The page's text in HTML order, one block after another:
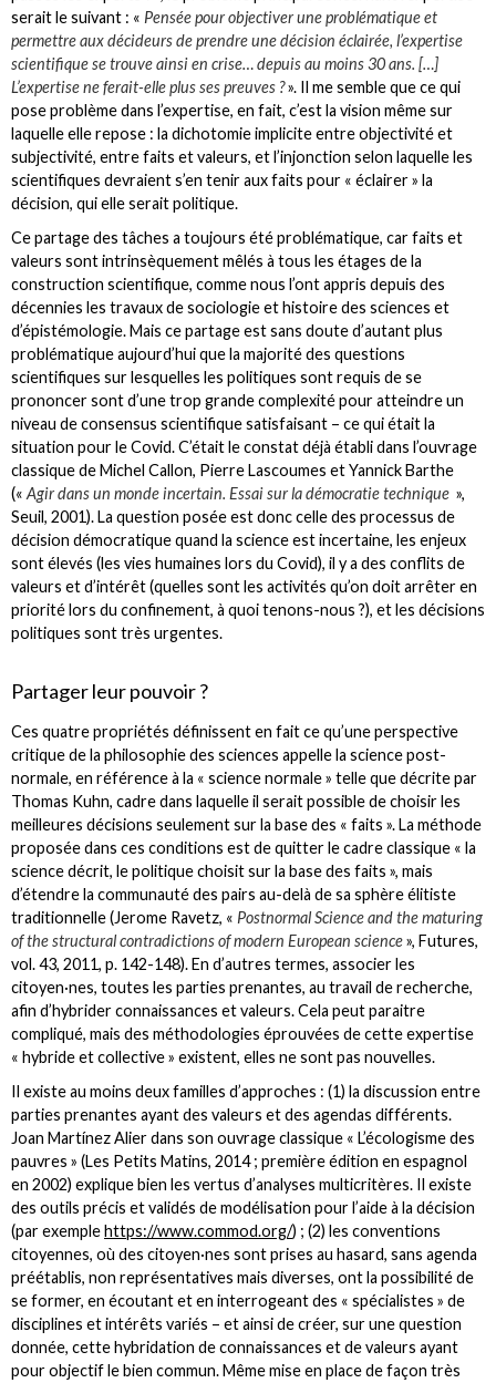
serait le suivant : « Pensée pour objectiver une problématique et
permettre aux décideurs de prendre une décision éclairée, l’expertise
scientifique se trouve ainsi en crise… depuis au moins 30 ans. […]
L’expertise ne ferait-elle plus ses preuves ?». Il me semble que ce qui
pose problème dans l’expertise, en fait, c’est la vision même sur
laquelle elle repose : la dichotomie implicite entre objectivité et
subjectivité, entre faits et valeurs, et l’injonction selon laquelle les
scientifiques devraient s’en tenir aux faits pour « éclairer » la
décision, qui elle serait politique.
Ce partage des tâches a toujours été problématique, car faits et
valeurs sont intrinsèquement mêlés à tous les étages de la
construction scientifique, comme nous l’ont appris depuis des
décennies les travaux de sociologie et histoire des sciences et
d’épistémologie. Mais ce partage est sans doute d’autant plus
problématique aujourd’hui que la majorité des questions
scientifiques sur lesquelles les politiques sont requis de se
prononcer sont d’une trop grande complexité pour atteindre un
niveau de consensus scientifique satisfaisant – ce qui était la
situation pour le Covid. C’était le constat déjà établi dans l’ouvrage
classique de Michel Callon, Pierre Lascoumes et Yannick Barthe
(« Agir dans un monde incertain. Essai sur la démocratie technique »,
Seuil, 2001). La question posée est donc celle des processus de
décision démocratique quand la science est incertaine, les enjeux
sont élevés (les vies humaines lors du Covid), il y a des conflits de
valeurs et d’intérêt (quelles sont les activités qu’on doit arrêter en
priorité lors du confinement, à quoi tenons-nous ?), et les décisions
politiques sont très urgentes.
Partager leur pouvoir ?
Ces quatre propriétés définissent en fait ce qu’une perspective
critique de la philosophie des sciences appelle la science post-
normale, en référence à la « science normale » telle que décrite par
Thomas Kuhn, cadre dans laquelle il serait possible de choisir les
meilleures décisions seulement sur la base des « faits ». La méthode
proposée dans ces conditions est de quitter le cadre classique « la
science décrit, le politique choisit sur la base des faits », mais
d’étendre la communauté des pairs au-delà de sa sphère élitiste
traditionnelle (Jerome Ravetz, « Postnormal Science and the maturing
of the structural contradictions of modern European science», Futures,
vol. 43, 2011, p. 142-148). En d’autres termes, associer les
citoyen·nes, toutes les parties prenantes, au travail de recherche,
afin d’hybrider connaissances et valeurs. Cela peut paraitre
compliqué, mais des méthodologies éprouvées de cette expertise
« hybride et collective » existent, elles ne sont pas nouvelles.
Il existe au moins deux familles d’approches : (1) la discussion entre
parties prenantes ayant des valeurs et des agendas différents.
Joan Martínez Alier dans son ouvrage classique « L’écologisme des
pauvres » (Les Petits Matins, 2014 ; première édition en espagnol
en 2002) explique bien les vertus d’analyses multicritères. Il existe
des outils précis et validés de modélisation pour l’aide à la décision
(par exemplehttps://www.commod.org/) ; (2) les conventions
citoyennes, où des citoyen·nes sont prises au hasard, sans agenda
préétablis, non représentatives mais diverses, ont la possibilité de
se former, en écoutant et en interrogeant des « spécialistes » de
disciplines et intérêts variés – et ainsi de créer, sur une question
donnée, cette hybridation de connaissances et de valeurs ayant
pour objectif le bien commun. Même mise en place de façon très